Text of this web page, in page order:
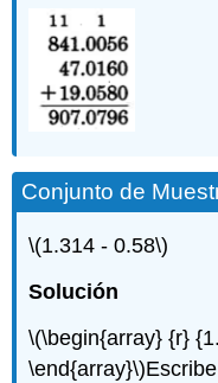
Conjunto de
\(1.314 - 0.58\)
Solución
\(\begin{array} {r}
\end{array}\)